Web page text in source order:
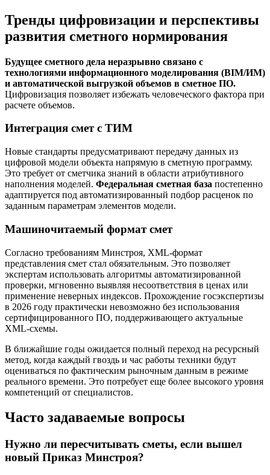
Тренды цифровизации и перспективы
развития сметного нормирования
Будущее сметного дела неразрывно связано с
технологиями информационного моделирования (BIM/ИМ)
и автоматической выгрузкой объемов в сметное ПО.
Цифровизация позволяет избежать человеческого фактора при
расчете объемов.
Интеграция смет с ТИМ
Новые стандарты предусматривают передачу данных из
цифровой модели объекта напрямую в сметную программу.
Это требует от сметчика знаний в области атрибутивного
наполнения моделей. Федеральная сметная база постепенно
адаптируется под автоматизированный подбор расценок по
заданным параметрам элементов модели.
Машиночитаемый формат смет
Согласно требованиям Минстроя, XML-формат
представления смет стал обязательным. Это позволяет
экспертам использовать алгоритмы автоматизированной
проверки, мгновенно выявляя несоответствия в ценах или
применение неверных индексов. Прохождение госэкспертизы
в 2026 году практически невозможно без использования
сертифицированного ПО, поддерживающего актуальные
XML-схемы.
В ближайшие годы ожидается полный переход на ресурсный
метод, когда каждый гвоздь и час работы техники будут
оцениваться по фактическим рыночным данным в режиме
реального времени. Это потребует еще более высокого уровня
компетенций от специалистов.
Часто задаваемые вопросы
Нужно ли пересчитывать сметы, если вышел
новый Приказ Минстроя?